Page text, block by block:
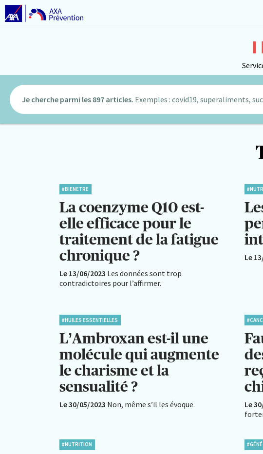
Je cherche parmi les 897 articles. Exemples : covid19, superaliments,
#BIENETRE
La coenzyme Q10 est-
elle efficace pour le
traitement de la fatigue
chronique ?
Le 13/06/2023 Les données sont trop
contradictoires pour l’affirmer.
Le
#HUILES ESSENTIELLES
L’Ambroxan est-il une
molécule qui augmente
le charisme et la
sensualité ?
Le 30/05/2023 Non, même s’il les évoque. Le
#NUTRITION